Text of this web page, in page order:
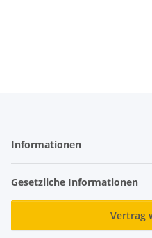
Informationen
Gesetzliche Informationen
Vertrag